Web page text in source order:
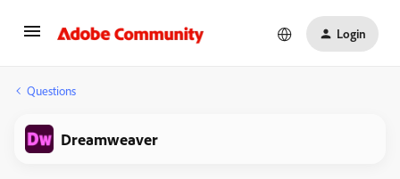
Login
Questions
Dreamweaver